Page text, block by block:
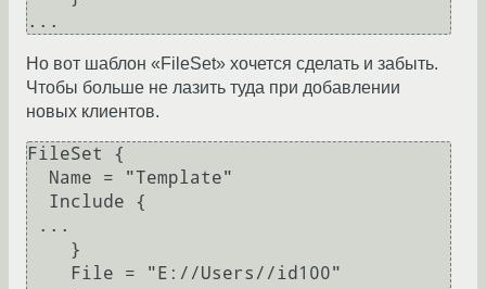
Но вот шаблон «FileSet» хочется сделать и забыть.
Чтобы больше не лазить туда при добавлении
новых клиентов.
FileSet {